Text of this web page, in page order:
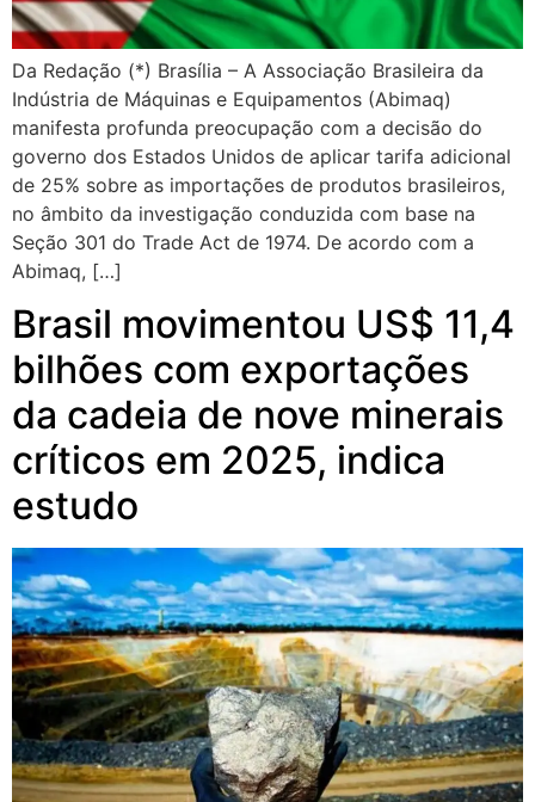
Da Redação (*) Brasília – A Associação Brasileira da
Indústria de Máquinas e Equipamentos (Abimaq)
manifesta profunda preocupação com a decisão do
governo dos Estados Unidos de aplicar tarifa adicional
de 25% sobre as importações de produtos brasileiros,
no âmbito da investigação conduzida com base na
Seção 301 do Trade Act de 1974. De acordo com a
Abimaq, […]
Brasil movimentou US$ 11,4
bilhões com exportações
da cadeia de nove minerais
críticos em 2025, indica
estudo